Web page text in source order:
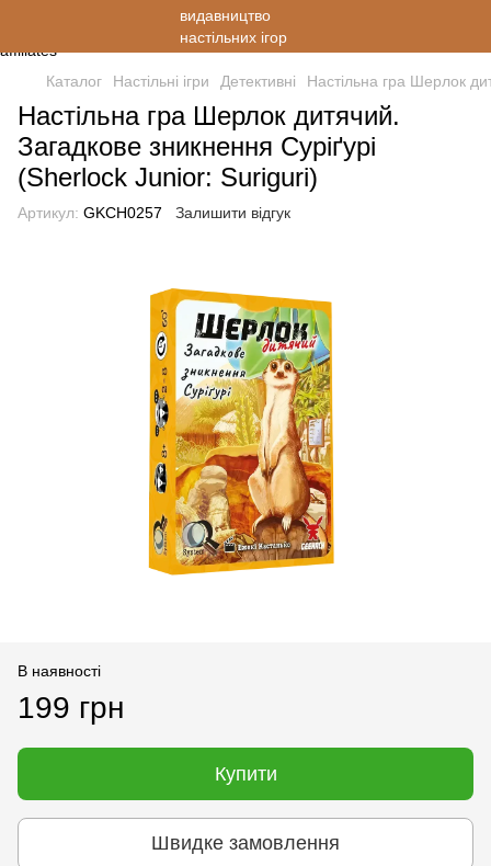
Каталог Настільні ігри Детективні Настільна гра Шерлок
Настільна гра Шерлок дитячий.
Загадкове зникнення Суріґурі
(Sherlock Junior: Suriguri)
Артикул: GKCH0257 Залишити відгук
В наявності
199 грн
Купити
Швидке замовлення